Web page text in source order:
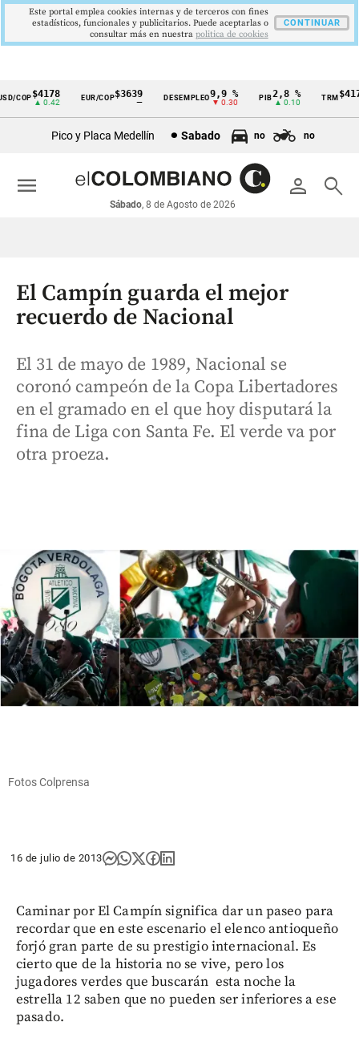
Cintillo
económicos
Colombia
COP$4178
▲ 0.42
EUR/COP$3639 DESEMPLEO 9,9 %
▼ 0.30
2,8 %
▲ 0.10
TRM
Pico y Placa Medellín Sabado no no
person search
Sábado, 8 de Agosto de 2026
menu
El Campín guarda el mejor
recuerdo de Nacional
El 31 de mayo de 1989, Nacional se
coronó campeón de la Copa Libertadores
en el gramado en el que hoy disputará la
fina de Liga con Santa Fe. El verde va por
otra proeza.
Fotos Colprensa
16 de julio de 2013
Caminar por El Campín significa dar un paseo para
recordar que en este escenario el elenco antioqueño
forjó gran parte de su prestigio internacional. Es
cierto que de la historia no se vive, pero los
jugadores verdes que buscarán esta noche la
estrella 12 saben que no pueden ser inferiores a ese
pasado.
Este portal emplea cookies internas y de terceros con fines
estadísticos, funcionales y publicitarios. Puede aceptarlas o
consultar más en nuestra politica de cookies
CONTINUAR